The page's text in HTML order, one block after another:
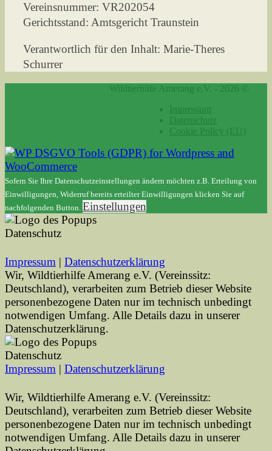
Vereinsnummer: VR202054
Gerichtsstand: Amtsgericht Traunstein
Verantwortlich für den Inhalt: Marie-Theres
Schurrer
Wildtierhilfe Amerang e.V. - 2026 ©
Impressum
Datenschutz
Cookie Policy (EU)
Sofern Sie Ihre Datenschutzeinstellungen ändern möchten z.B. Erteilung von
Einwilligungen, Widerruf bereits erteilter Einwilligungen klicken Sie auf
nachfolgenden Button. Einstellungen
Datenschutz
Impressum | Datenschutzerklärung
Wir, Wildtierhilfe Amerang e.V. (Vereinssitz:
Deutschland), verarbeiten zum Betrieb dieser Website
personenbezogene Daten nur im technisch unbedingt
notwendigen Umfang. Alle Details dazu in unserer
Datenschutzerklärung.
Datenschutz
Impressum | Datenschutzerklärung
Wir, Wildtierhilfe Amerang e.V. (Vereinssitz:
Deutschland), verarbeiten zum Betrieb dieser Website
personenbezogene Daten nur im technisch unbedingt
notwendigen Umfang. Alle Details dazu in unserer